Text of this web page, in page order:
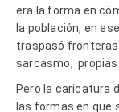
era la forma en
la población, en
traspasó
sarcasmo,
Pero la caricatura
las formas en que